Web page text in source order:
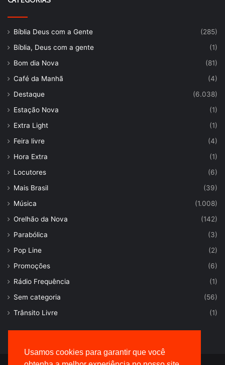
Usamos cookies para garantir que você
Bíblia Deus com a Gente
(285)
Bíblia, Deus com a gente
(1)
Bom dia Nova
(81)
Café da Manhã
(4)
Destaque
(6.038)
Estação Nova
(1)
Extra Light
(1)
Feira livre
(4)
Hora Extra
(1)
Locutores
(6)
Mais Brasil
(39)
Música
(1.008)
Orelhão da Nova
(142)
Parabólica
(3)
Pop Line
(2)
Promoções
(6)
Rádio Frequência
(1)
Sem categoria
(56)
Trânsito Livre
(1)